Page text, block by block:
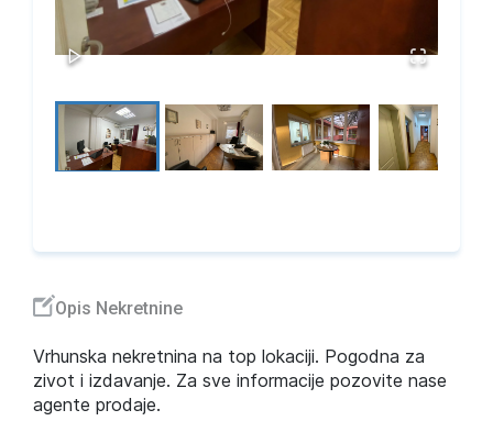
Opis Nekretnine
Vrhunska nekretnina na top lokaciji. Pogodna za
zivot i izdavanje. Za sve informacije pozovite nase
agente prodaje.